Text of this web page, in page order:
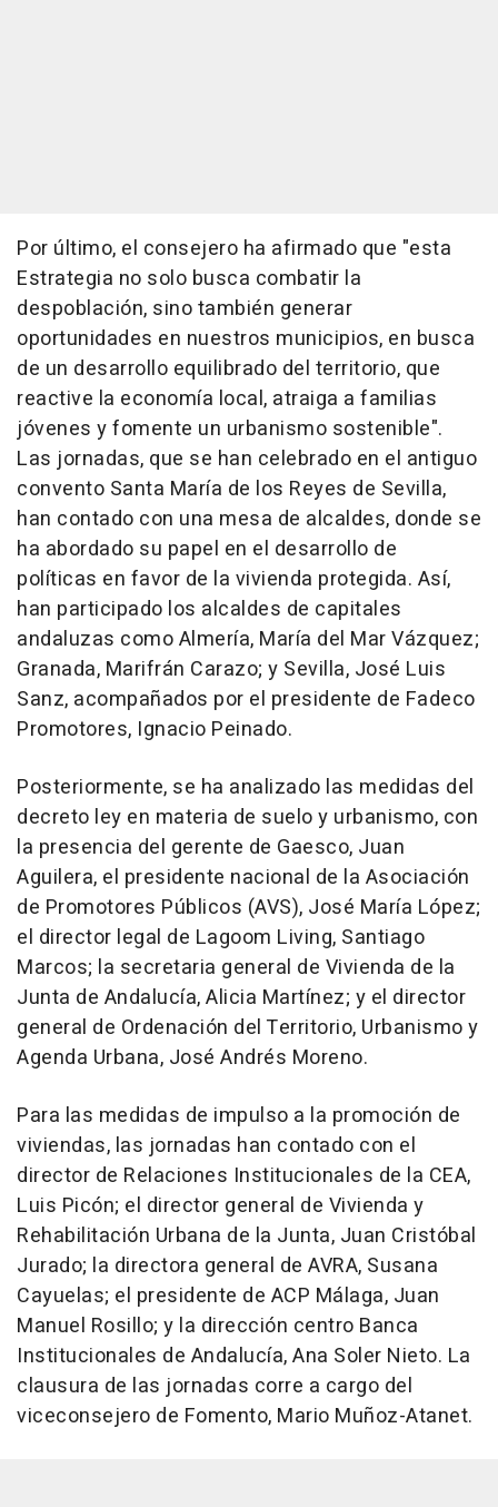
Por último, el consejero ha afirmado que "esta
Estrategia no solo busca combatir la
despoblación, sino también generar
oportunidades en nuestros municipios, en busca
de un desarrollo equilibrado del territorio, que
reactive la economía local, atraiga a familias
jóvenes y fomente un urbanismo sostenible".
Las jornadas, que se han celebrado en el antiguo
convento Santa María de los Reyes de Sevilla,
han contado con una mesa de alcaldes, donde se
ha abordado su papel en el desarrollo de
políticas en favor de la vivienda protegida. Así,
han participado los alcaldes de capitales
andaluzas como Almería, María del Mar Vázquez;
Granada, Marifrán Carazo; y Sevilla, José Luis
Sanz, acompañados por el presidente de Fadeco
Promotores, Ignacio Peinado.
Posteriormente, se ha analizado las medidas del
decreto ley en materia de suelo y urbanismo, con
la presencia del gerente de Gaesco, Juan
Aguilera, el presidente nacional de la Asociación
de Promotores Públicos (AVS), José María López;
el director legal de Lagoom Living, Santiago
Marcos; la secretaria general de Vivienda de la
Junta de Andalucía, Alicia Martínez; y el director
general de Ordenación del Territorio, Urbanismo y
Agenda Urbana, José Andrés Moreno.
Para las medidas de impulso a la promoción de
viviendas, las jornadas han contado con el
director de Relaciones Institucionales de la CEA,
Luis Picón; el director general de Vivienda y
Rehabilitación Urbana de la Junta, Juan Cristóbal
Jurado; la directora general de AVRA, Susana
Cayuelas; el presidente de ACP Málaga, Juan
Manuel Rosillo; y la dirección centro Banca
Institucionales de Andalucía, Ana Soler Nieto. La
clausura de las jornadas corre a cargo del
viceconsejero de Fomento, Mario Muñoz-Atanet.